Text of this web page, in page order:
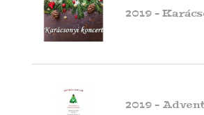
2019 -
2019 -